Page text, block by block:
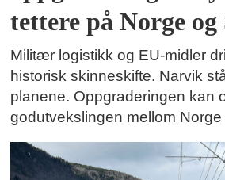
tettere på Norge og
Militær logistikk og EU-midler
historisk skinneskifte. Narvik
planene. Oppgraderingen kan
godutvekslingen mellom